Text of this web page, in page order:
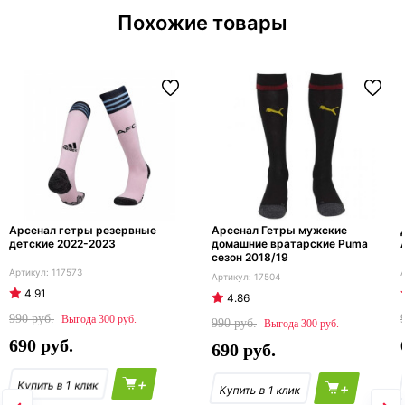
Похожие товары
Арсенал гетры резервные
детские 2022-2023
117573
4.91
990
300
690
+
Арсенал Гетры мужские
домашние вратарские Puma
сезон 2018/19
17504
4.86
990
300
690
+